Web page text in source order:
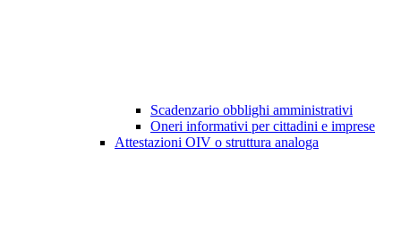
Scadenzario obblighi amministrativi
Oneri informativi per cittadini e imprese
Attestazioni OIV o struttura analoga